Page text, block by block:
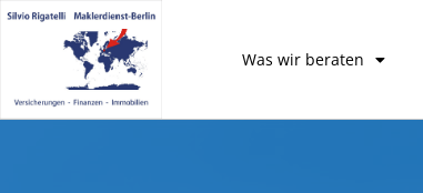
Was wir beraten